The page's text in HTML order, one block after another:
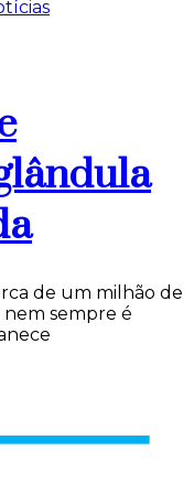
de um milhão de
sempre é